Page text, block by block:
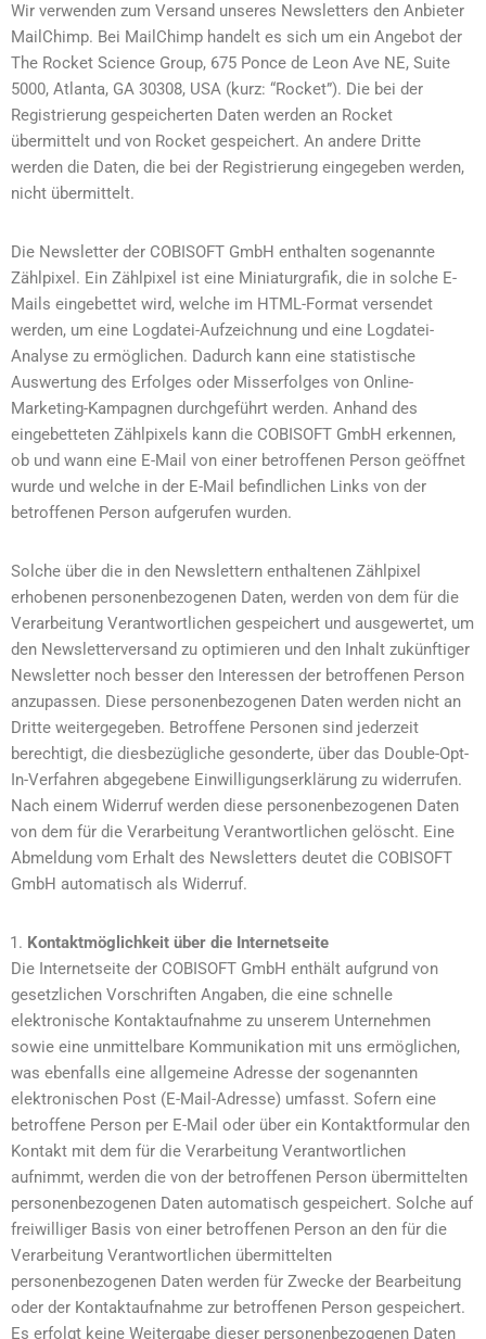
Wir verwenden zum Versand unseres Newsletters den Anbieter
MailChimp. Bei MailChimp handelt es sich um ein Angebot der
The Rocket Science Group, 675 Ponce de Leon Ave NE, Suite
5000, Atlanta, GA 30308, USA (kurz: “Rocket”). Die bei der
Registrierung gespeicherten Daten werden an Rocket
übermittelt und von Rocket gespeichert. An andere Dritte
werden die Daten, die bei der Registrierung eingegeben werden,
nicht übermittelt.
Die Newsletter der COBISOFT GmbH enthalten sogenannte
Zählpixel. Ein Zählpixel ist eine Miniaturgrafik, die in solche E-
Mails eingebettet wird, welche im HTML-Format versendet
werden, um eine Logdatei-Aufzeichnung und eine Logdatei-
Analyse zu ermöglichen. Dadurch kann eine statistische
Auswertung des Erfolges oder Misserfolges von Online-
Marketing-Kampagnen durchgeführt werden. Anhand des
eingebetteten Zählpixels kann die COBISOFT GmbH erkennen,
ob und wann eine E-Mail von einer betroffenen Person geöffnet
wurde und welche in der E-Mail befindlichen Links von der
betroffenen Person aufgerufen wurden.
Solche über die in den Newslettern enthaltenen Zählpixel
erhobenen personenbezogenen Daten, werden von dem für die
Verarbeitung Verantwortlichen gespeichert und ausgewertet, um
den Newsletterversand zu optimieren und den Inhalt zukünftiger
Newsletter noch besser den Interessen der betroffenen Person
anzupassen. Diese personenbezogenen Daten werden nicht an
Dritte weitergegeben. Betroffene Personen sind jederzeit
berechtigt, die diesbezügliche gesonderte, über das Double-Opt-
In-Verfahren abgegebene Einwilligungserklärung zu widerrufen.
Nach einem Widerruf werden diese personenbezogenen Daten
von dem für die Verarbeitung Verantwortlichen gelöscht. Eine
Abmeldung vom Erhalt des Newsletters deutet die COBISOFT
GmbH automatisch als Widerruf.
Kontaktmöglichkeit über die Internetseite
Die Internetseite der COBISOFT GmbH enthält aufgrund von
gesetzlichen Vorschriften Angaben, die eine schnelle
elektronische Kontaktaufnahme zu unserem Unternehmen
sowie eine unmittelbare Kommunikation mit uns ermöglichen,
was ebenfalls eine allgemeine Adresse der sogenannten
elektronischen Post (E-Mail-Adresse) umfasst. Sofern eine
betroffene Person per E-Mail oder über ein Kontaktformular den
Kontakt mit dem für die Verarbeitung Verantwortlichen
aufnimmt, werden die von der betroffenen Person übermittelten
personenbezogenen Daten automatisch gespeichert. Solche auf
freiwilliger Basis von einer betroffenen Person an den für die
Verarbeitung Verantwortlichen übermittelten
personenbezogenen Daten werden für Zwecke der Bearbeitung
oder der Kontaktaufnahme zur betroffenen Person gespeichert.
Es erfolgt keine Weitergabe dieser personenbezogenen Daten